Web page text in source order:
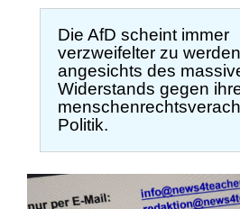
Die AfD scheint immer
verzweifelter zu werden
angesichts des
Widerstands gegen
Politik.